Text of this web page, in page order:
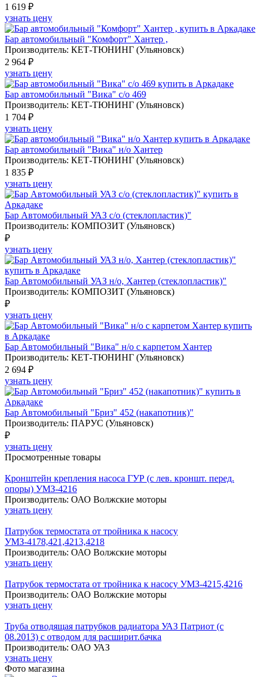
1 619 ₽
узнать цену
Бар автомобильный "Комфорт" Хантер ,
Производитель: КЕТ-ТЮНИНГ (Ульяновск)
2 964 ₽
узнать цену
Бар автомобильный "Вика" с/о 469
Производитель: КЕТ-ТЮНИНГ (Ульяновск)
1 704 ₽
узнать цену
Бар автомобильный "Вика" н/о Хантер
Производитель: КЕТ-ТЮНИНГ (Ульяновск)
1 835 ₽
узнать цену
Бар Автомобильный УАЗ с/о (стеклопластик)"
Производитель: КОМПОЗИТ (Ульяновск)
₽
узнать цену
Бар Автомобильный УАЗ н/о, Хантер (стеклопластик)"
Производитель: КОМПОЗИТ (Ульяновск)
₽
узнать цену
Бар Автомобильный "Вика" н/о с карпетом Хантер
Производитель: КЕТ-ТЮНИНГ (Ульяновск)
2 694 ₽
узнать цену
Бар Автомобильный "Бриз" 452 (накапотник)"
Производитель: ПАРУС (Ульяновск)
₽
узнать цену
Просмотренные товары
Кронштейн крепления насоса ГУР (с лев. кроншт. перед.
опоры) УМЗ-4216
Производитель: ОАО Волжские моторы
узнать цену
Патрубок термостата от тройника к насосу
УМЗ-4178,421,4213,4218
Производитель: ОАО Волжские моторы
узнать цену
Патрубок термостата от тройника к насосу УМЗ-4215,4216
Производитель: ОАО Волжские моторы
узнать цену
Труба отводящая патрубков радиатора УАЗ Патриот (с
08.2013) с отводом для расширит.бачка
Производитель: ОАО УАЗ
узнать цену
Фото магазина